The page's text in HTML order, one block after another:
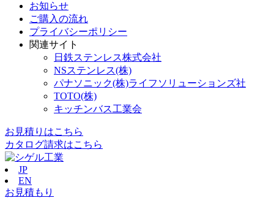
お知らせ
ご購入の流れ
プライバシーポリシー
関連サイト
日鉄ステンレス株式会社
NSステンレス(株)
パナソニック(株)ライフソリューションズ社
TOTO(株)
キッチンバス工業会
お見積りはこちら
カタログ請求はこちら
JP
EN
お見積もり